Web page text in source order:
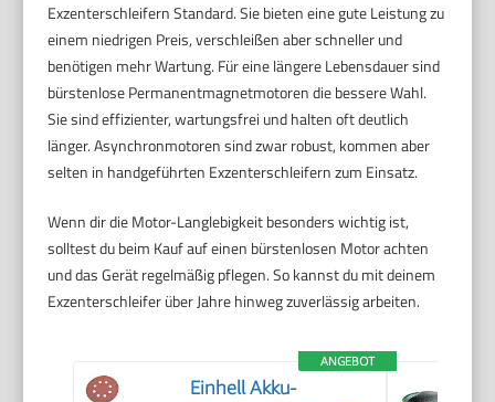
Exzenterschleifern Standard. Sie bieten eine gute Leistung zu
einem niedrigen Preis, verschleißen aber schneller und
benötigen mehr Wartung. Für eine längere Lebensdauer sind
bürstenlose Permanentmagnetmotoren die bessere Wahl.
Sie sind effizienter, wartungsfrei und halten oft deutlich
länger. Asynchronmotoren sind zwar robust, kommen aber
selten in handgeführten Exzenterschleifern zum Einsatz.
Wenn dir die Motor-Langlebigkeit besonders wichtig ist,
solltest du beim Kauf auf einen bürstenlosen Motor achten
und das Gerät regelmäßig pflegen. So kannst du mit deinem
Exzenterschleifer über Jahre hinweg zuverlässig arbeiten.
ANGEBOT
Einhell Akku-